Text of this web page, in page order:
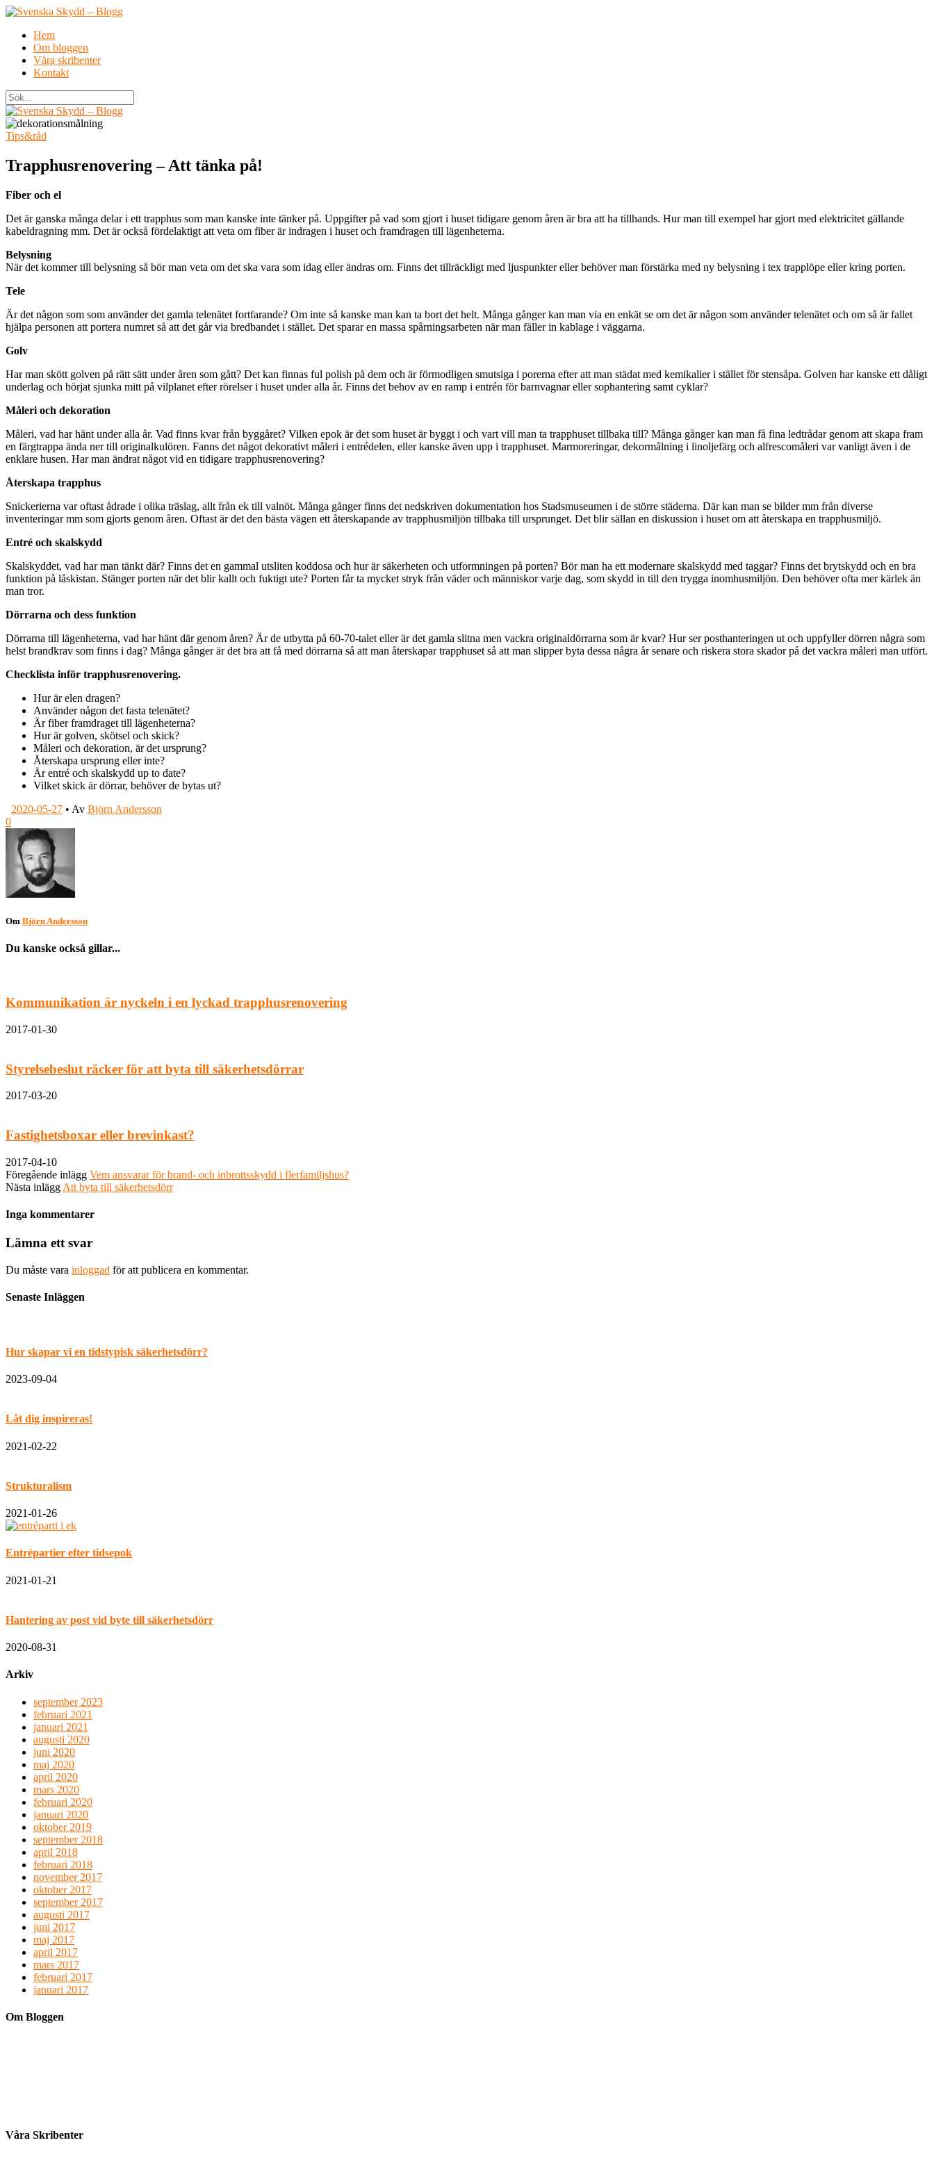
Hem
Om bloggen
Våra skribenter
Kontakt
Tips&råd
Trapphusrenovering – Att tänka på!
Fiber och el
Det är ganska många delar i ett trapphus som man kanske inte tänker på. Uppgifter på vad som gjort i huset tidigare genom åren är bra att ha tillhands. Hur man till exempel har gjort med elektricitet gällande
kabeldragning mm. Det är också fördelaktigt att veta om fiber är indragen i huset och framdragen till lägenheterna.
Belysning
När det kommer till belysning så bör man veta om det ska vara som idag eller ändras om. Finns det tillräckligt med ljuspunkter eller behöver man förstärka med ny belysning i tex trapplöpe eller kring porten.
Tele
Är det någon som som använder det gamla telenätet fortfarande? Om inte så kanske man kan ta bort det helt. Många gånger kan man via en enkät se om det är någon som använder telenätet och om så är fallet
hjälpa personen att portera numret så att det går via bredbandet i stället. Det sparar en massa spårningsarbeten när man fäller in kablage i väggarna.
Golv
Har man skött golven på rätt sätt under åren som gått? Det kan finnas ful polish på dem och är förmodligen smutsiga i porerna efter att man städat med kemikalier i stället för stensåpa. Golven har kanske ett dåligt
underlag och börjat sjunka mitt på vilplanet efter rörelser i huset under alla år. Finns det behov av en ramp i entrén för barnvagnar eller sophantering samt cyklar?
Måleri och dekoration
Måleri, vad har hänt under alla år. Vad finns kvar från byggåret? Vilken epok är det som huset är byggt i och vart vill man ta trapphuset tillbaka till? Många gånger kan man få fina ledtrådar genom att skapa fram
en färgtrappa ända ner till originalkulören. Fanns det något dekorativt måleri i entrédelen, eller kanske även upp i trapphuset. Marmoreringar, dekormålning i linoljefärg och alfrescomåleri var vanligt även i de
enklare husen. Har man ändrat något vid en tidigare trapphusrenovering?
Återskapa trapphus
Snickerierna var oftast ådrade i olika träslag, allt från ek till valnöt. Många gånger finns det nedskriven dokumentation hos Stadsmuseumen i de större städerna. Där kan man se bilder mm från diverse
inventeringar mm som gjorts genom åren. Oftast är det den bästa vägen ett återskapande av trapphusmiljön tillbaka till ursprunget. Det blir sällan en diskussion i huset om att återskapa en trapphusmiljö.
Entré och skalskydd
Skalskyddet, vad har man tänkt där? Finns det en gammal utsliten koddosa och hur är säkerheten och utformningen på porten? Bör man ha ett modernare skalskydd med taggar? Finns det brytskydd och en bra
funktion på låskistan. Stänger porten när det blir kallt och fuktigt ute? Porten får ta mycket stryk från väder och människor varje dag, som skydd in till den trygga inomhusmiljön. Den behöver ofta mer kärlek än
man tror.
Dörrarna och dess funktion
Dörrarna till lägenheterna, vad har hänt där genom åren? Är de utbytta på 60-70-talet eller är det gamla slitna men vackra originaldörrarna som är kvar? Hur ser posthanteringen ut och uppfyller dörren några som
helst brandkrav som finns i dag? Många gånger är det bra att få med dörrarna så att man återskapar trapphuset så att man slipper byta dessa några år senare och riskera stora skador på det vackra måleri man utfört.
Checklista inför trapphusrenovering.
Hur är elen dragen?
Använder någon det fasta telenätet?
Är fiber framdraget till lägenheterna?
Hur är golven, skötsel och skick?
Måleri och dekoration, är det ursprung?
Återskapa ursprung eller inte?
Är entré och skalskydd up to date?
Vilket skick är dörrar, behöver de bytas ut?
2020-05-27 • Av Björn Andersson
0
Om Björn Andersson
Du kanske också gillar...
Kommunikation är nyckeln i en lyckad trapphusrenovering
2017-01-30
Styrelsebeslut räcker för att byta till säkerhetsdörrar
2017-03-20
Fastighetsboxar eller brevinkast?
2017-04-10
Föregående inlägg Vem ansvarar för brand- och inbrottsskydd i flerfamiljshus?
Nästa inlägg Att byta till säkerhetsdörr
Inga kommentarer
Lämna ett svar
Du måste vara inloggad för att publicera en kommentar.
Senaste Inläggen
Hur skapar vi en tidstypisk säkerhetsdörr?
2023-09-04
Låt dig inspireras!
2021-02-22
Strukturalism
2021-01-26
Entrépartier efter tidsepok
2021-01-21
Hantering av post vid byte till säkerhetsdörr
2020-08-31
Arkiv
september 2023
februari 2021
januari 2021
augusti 2020
juni 2020
maj 2020
april 2020
mars 2020
februari 2020
januari 2020
oktober 2019
september 2018
april 2018
februari 2018
november 2017
oktober 2017
september 2017
augusti 2017
juni 2017
maj 2017
april 2017
mars 2017
februari 2017
januari 2017
Om Bloggen
Våra Skribenter